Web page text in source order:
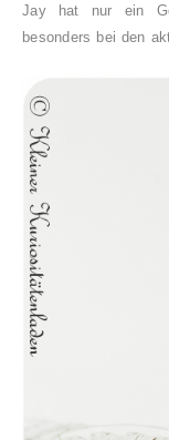
Jay hat nur ein
besonders bei den